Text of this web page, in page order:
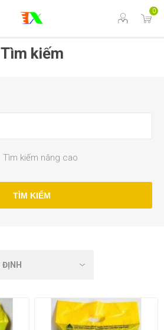
0
Tìm kiếm
Tìm kiếm nâng cao
TÌM KIẾM